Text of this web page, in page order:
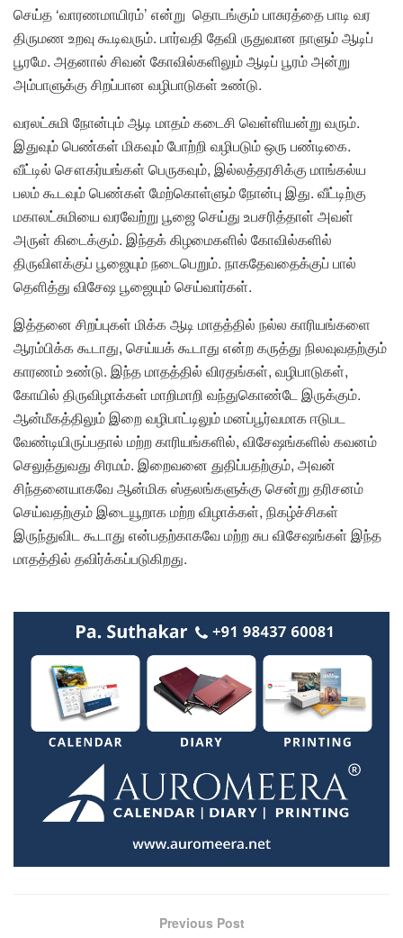
செய்த ‘வாரணமாயிரம்’ என்று தொடங்கும் பாசுரத்தை பாடி வர
திருமண உறவு கூடிவரும். பார்வதி தேவி ருதுவான நாளும் ஆடிப்
பூரமே. அதனால் சிவன் கோவில்களிலும் ஆடிப் பூரம் அன்று
அம்பாளுக்கு சிறப்பான வழிபாடுகள் உண்டு.
வரலட்சுமி நோன்பும் ஆடி மாதம் கடைசி வெள்ளியன்று வரும்.
இதுவும் பெண்கள் மிகவும் போற்றி வழிபடும் ஒரு பண்டிகை.
வீட்டில் சௌகர்யங்கள் பெருகவும், இல்லத்தரசிக்கு மாங்கல்ய
பலம் கூடவும் பெண்கள் மேற்கொள்ளும் நோன்பு இது. வீட்டிற்கு
மகாலட்சுமியை வரவேற்று பூஜை செய்து உபசரித்தாள் அவள்
அருள் கிடைக்கும். இந்தக் கிழமைகளில் கோவில்களில்
திருவிளக்குப் பூஜையும் நடைபெறும். நாகதேவதைக்குப் பால்
தெளித்து விசேஷ பூஜையும் செய்வார்கள்.
இத்தனை சிறப்புகள் மிக்க ஆடி மாதத்தில் நல்ல காரியங்களை
ஆரம்பிக்க கூடாது, செய்யக் கூடாது என்ற கருத்து நிலவுவதற்கும்
காரணம் உண்டு. இந்த மாதத்தில் விரதங்கள், வழிபாடுகள்,
கோயில் திருவிழாக்கள் மாறிமாறி வந்துகொண்டே இருக்கும்.
ஆன்மீகத்திலும் இறை வழிபாட்டிலும் மனப்பூர்வமாக ஈடுபட
வேண்டியிருப்பதால் மற்ற காரியங்களில், விசேஷங்களில் கவனம்
செலுத்துவது சிரமம். இறைவனை துதிப்பதற்கும், அவன்
சிந்தனையாகவே ஆன்மிக ஸ்தலங்களுக்கு சென்று தரிசனம்
செய்வதற்கும் இடையூறாக மற்ற விழாக்கள், நிகழ்ச்சிகள்
இருந்துவிட கூடாது என்பதற்காகவே மற்ற சுப விசேஷங்கள் இந்த
மாதத்தில் தவிர்க்கப்படுகிறது.
Previous Post